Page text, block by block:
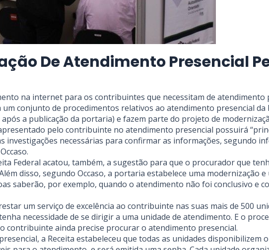
De Atendimento Presencial
na internet para os contribuintes que necessitam de atendimento
conjunto de procedimentos relativos ao atendimento presencial da
a publicação da portaria) e fazem parte do projeto de
pelo contribuinte no atendimento presencial possuirá
necessárias para confirmar as informações, segundo
Federal acatou, também, a sugestão para que o procurador que
disso, segundo Occaso, a portaria estabelece uma modernização
saberão, por exemplo, quando o atendimento não foi conclusivo e
um serviço de excelência ao contribuinte nas suas mais de 500
necessidade de se dirigir a uma unidade de atendimento. E o
contribuinte ainda precise procurar o atendimento presencial.
a Receita estabeleceu que todas as unidades